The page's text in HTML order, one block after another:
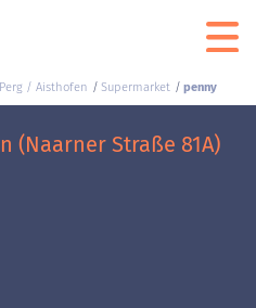
Perg / Aisthofen Supermarket penny
(Naarner Straße 81A)